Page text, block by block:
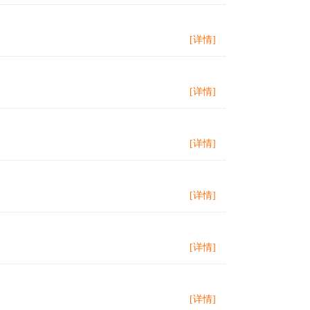
[详情]
[详情]
[详情]
[详情]
[详情]
[详情]